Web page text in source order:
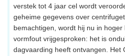
verstek tot 4 jaar cel wordt
geheime gegevens over
bemachtigen, wordt hij nu in
vormfout vrijgesproken: het is
dagvaarding heeft ontvangen. Het